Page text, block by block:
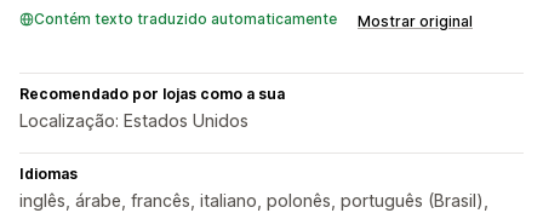
Contém texto traduzido automaticamente Mostrar original
Recomendado por lojas como a sua
Localização: Estados Unidos
Idiomas
inglês, árabe, francês, italiano, polonês, português (Brasil),